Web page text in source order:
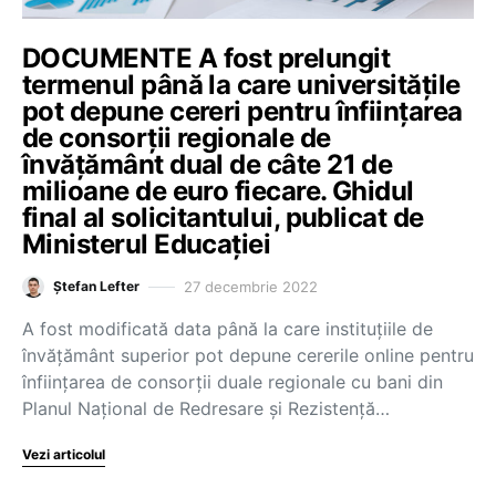
DOCUMENTE A fost prelungit
termenul până la care universitățile
pot depune cereri pentru înființarea
de consorții regionale de
învățământ dual de câte 21 de
milioane de euro fiecare. Ghidul
final al solicitantului, publicat de
Ministerul Educației
Ștefan Lefter 27 decembrie 2022
A fost modificată data până la care instituțiile de
învățământ superior pot depune cererile online pentru
înființarea de consorții duale regionale cu bani din
Planul Național de Redresare și Rezistență…
Vezi articolul